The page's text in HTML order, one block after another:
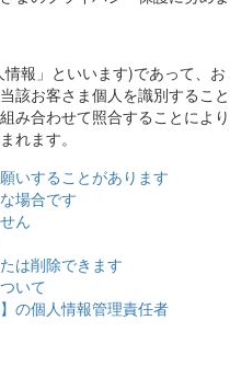
報」といいます)であって、お
該お客さま個人を識別すること
み合わせて照合することにより
れます。
いすることがあります
場合です
ん
は削除できます
いて
の個人情報管理責任者